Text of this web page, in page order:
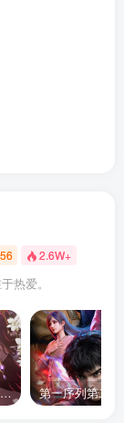
2.6W+
热爱。
《悲叹的异世界与最强外道最终 BOSS 女王为子民奉献一切》第二季 公布全新声优组合、制作阵容及首支宣传 PV